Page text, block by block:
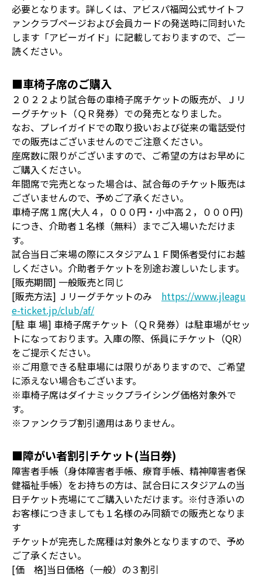
必要となります。詳しくは、アビスパ福岡公式サイトフ
ァンクラブページおよび会員カードの発送時に同封いた
します「アビーガイド」に記載しておりますので、ご一
読ください。
■車椅子席のご購入
２０２２より試合毎の車椅子席チケットの販売が、Ｊリ
ーグチケット（ＱＲ発券）での発売となりました。
なお、プレイガイドでの取り扱いおよび従来の電話受付
での販売はございませんのでご注意ください。
座席数に限りがございますので、ご希望の方はお早めに
ご購入ください。
年間席で完売となった場合は、試合毎のチケット販売は
ございませんので、予めご了承ください。
車椅子席１席(大人４，０００円・小中高２，０００円)
につき、介助者１名様（無料）までご入場いただけま
す。
試合当日ご来場の際にスタジアム１Ｆ関係者受付にお越
しください。介助者チケットを別途お渡しいたします。
[販売期間] 一般販売と同じ
[販売方法] Ｊリーグチケットのみ https://www.jleagu
e-ticket.jp/club/af/
[駐 車 場] 車椅子席チケット（ＱＲ発券）は駐車場がセッ
トになっております。入庫の際、係員にチケット（QR）
をご提示ください。
※ご用意できる駐車場には限りがありますので、ご希望
に添えない場合もございます。
※車椅子席はダイナミックプライシング価格対象外で
す。
※ファンクラブ割引適用はありません。
■障がい者割引チケット(当日券)
障害者手帳（身体障害者手帳、療育手帳、精神障害者保
健福祉手帳）をお持ちの方は、試合日にスタジアムの当
日チケット売場にてご購入いただけます。※付き添いの
お客様につきましても１名様のみ同額での販売となりま
す
チケットが完売した席種は対象外となりますので、予め
ご了承ください。
[価 格]当日価格（一般）の３割引